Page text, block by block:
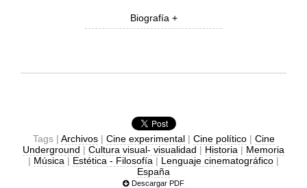
Biografía +
Tags | Archivos| Cine experimental| Cine político| Cine
Underground | Cultura visual- visualidad | Historia | Memoria
| Música | Estética - Filosofía | Lenguaje cinematográfico |
España
Descargar PDF